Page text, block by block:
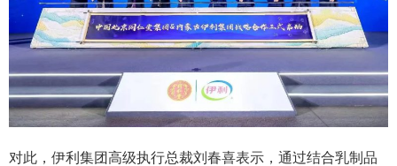
对此，伊利集团高级执行总裁刘春喜表示，通过结合乳制品